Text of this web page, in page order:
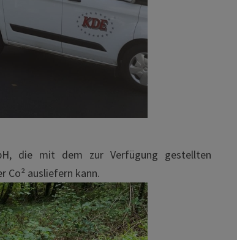
die mit dem zur Verfügung gestellten
Co² ausliefern kann.